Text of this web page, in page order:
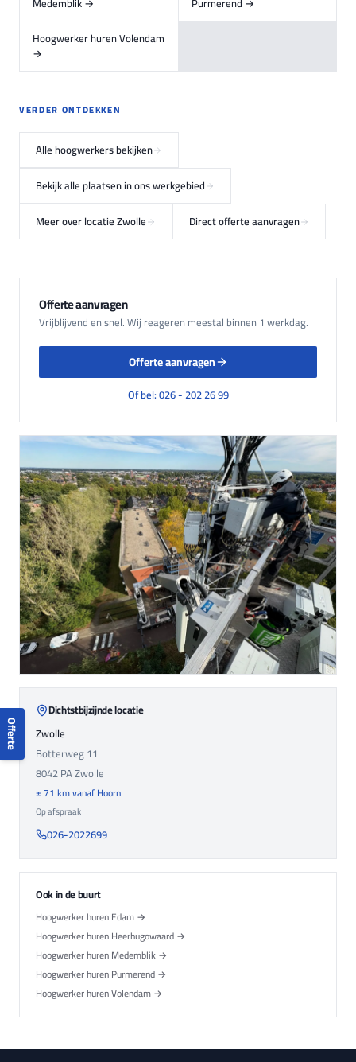
Hoogwerker huren Volendam
→
VERDER ONTDEKKEN
Alle hoogwerkers bekijken
Bekijk alle plaatsen in ons werkgebied
Meer over locatie Zwolle
Direct offerte aanvragen
Offerte aanvragen
Vrijblijvend en snel. Wij reageren meestal binnen 1 werkdag.
Offerte aanvragen
Of bel: 026 - 202 26 99
Dichtstbijzijnde locatie
Zwolle
Botterweg 11
8042 PAZwolle
± 71 km vanaf Hoorn
Op afspraak
026-2022699
Ook in de buurt
Hoogwerker huren Edam →
Hoogwerker huren Heerhugowaard →
Hoogwerker huren Medemblik →
Hoogwerker huren Purmerend →
Hoogwerker huren Volendam →
Offerte